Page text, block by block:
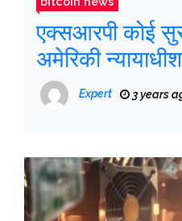
एक्सआरपी कोई
अमेरिकी
Expert 3 years